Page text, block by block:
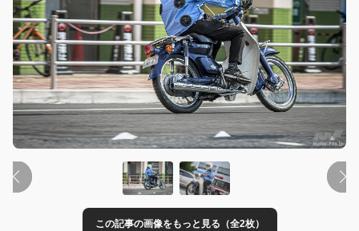
この記事の画像をもっと見る（全2枚）